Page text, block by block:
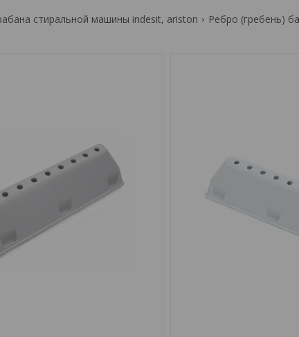
стиральной машины indesit, ariston Ребро (гребень)